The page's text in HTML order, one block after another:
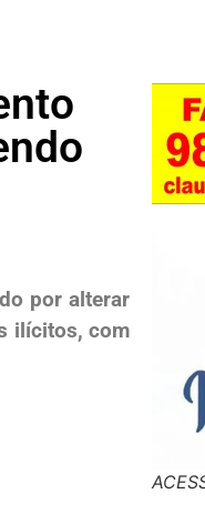
por alterar
ilícitos, com